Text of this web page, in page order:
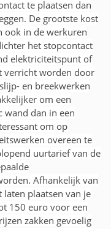
te plaatsen dan
De grootste kost
ook in de werkuren
het stopcontact
elektriciteitspunt of
verricht worden door
en breekwerken
om een
wand dan in een
om op
overeen te
uurtarief van de
Afhankelijk van
plaatsen van je
150 euro voor een
zakken gevoelig